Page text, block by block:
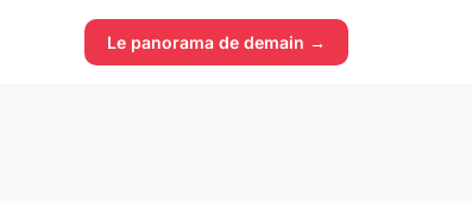
Le panorama de demain →